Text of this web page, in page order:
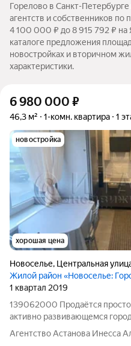
Горелово в Санкт-
агентств и собственников по
4 100 000 ₽ до 8 915 792 ₽
каталоге предложения
новостройках и вторичном
характеристики.
6 980 000 ₽
46,3 м² 1-комн. квартира 1
новостройка
хорошая цена
Новоселье, Центральная
Жилой район «Новоселье:
1 квартал 2019
139062000 Продаётся
активно развивающемся
области. Новоселье
городской среды и
Агентство Астанова Инесса